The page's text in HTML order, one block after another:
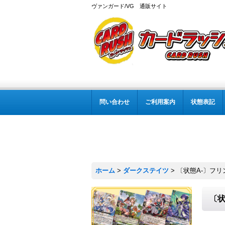
ヴァンガード/VG 通販サイト
問い合わせ ご利用案内 状態表記
ホーム > ダークステイツ > 〔状態A-〕フ
〔